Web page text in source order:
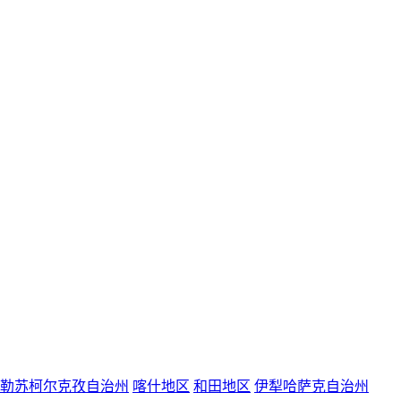
苏柯尔克孜自治州 喀什地区 和田地区 伊犁哈萨克自治州